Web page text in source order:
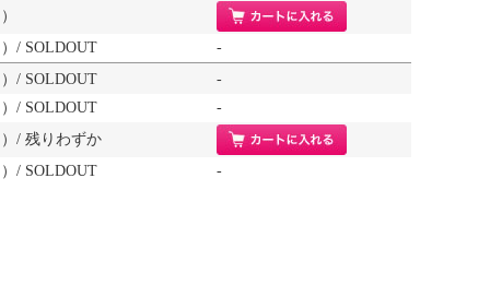
/ SOLDOUT
-
/ SOLDOUT
-
/ SOLDOUT
-
/ 残りわずか
/ SOLDOUT
-